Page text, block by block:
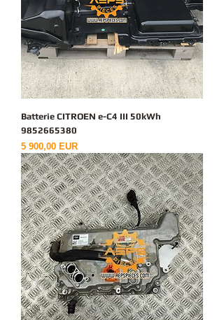
Batterie CITROEN e-C4 III 50kWh
9852665380
Ціна
5 900,00 EUR